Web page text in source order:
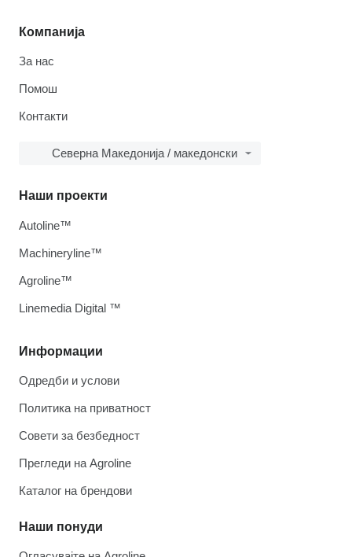
Компанија
За нас
Помош
Контакти
Северна Македонија / македонски
Информации
Одредби и услови
Политика на приватност
Совети за безбедност
Прегледи на Agroline
Каталог на брендови
Наши понуди
Наши проекти
Autoline™
Machineryline™
Agroline™
Linemedia Digital ™